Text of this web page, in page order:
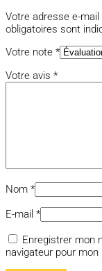
Votre adresse e-
obligatoires sont
Votre note *
Votre avis *
Nom *
E-mail *
Enregistrer mon
navigateur pour